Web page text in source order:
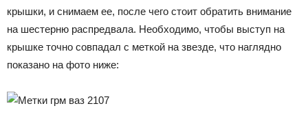
крышки, и снимаем ее, после чего стоит обратить внимание
на шестерню распредвала. Необходимо, чтобы выступ на
крышке точно совпадал с меткой на звезде, что наглядно
показано на фото ниже: